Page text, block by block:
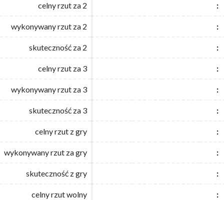
celny rzut za 2 :
wykonywany rzut za 2 :
skuteczność za 2 :
celny rzut za 3 :
wykonywany rzut za 3 :
skuteczność za 3 :
celny rzut z gry :
wykonywany rzut za gry :
skuteczność z gry :
celny rzut wolny :
celny rzut za 2 :
wykonywany rzut za 2 :
skuteczność za 2 :
celny rzut za 3 :
wykonywany rzut za 3 :
skuteczność za 3 :
celny rzut z gry :
wykonywany rzut za gry :
skuteczność z gry :
celny rzut wolny :